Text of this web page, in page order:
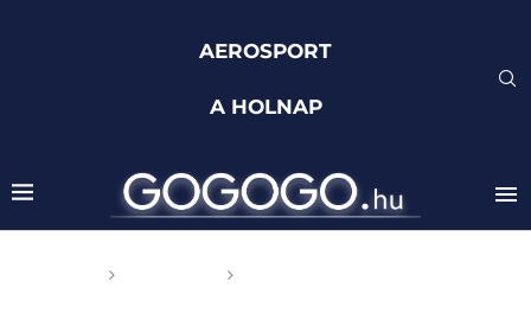
AEROSPORT
A HOLNAP